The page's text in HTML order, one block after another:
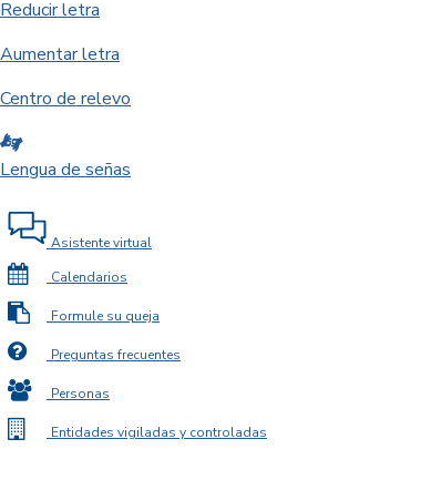
Reducir letra
Aumentar letra
Centro de relevo
Lengua de señas
Asistente virtual
Calendarios
Formule su queja
Preguntas frecuentes
Personas
Entidades vigiladas y controladas